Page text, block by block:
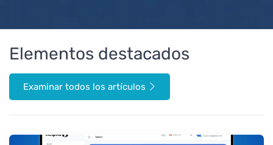
Elementos destacados
Examinar todos los artículos